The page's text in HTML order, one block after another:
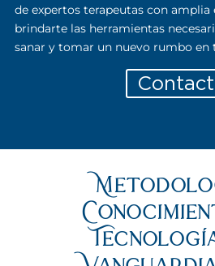
de expertos terapeutas con amplia
brindarte las herramientas
sanar y tomar un nuevo rumbo en